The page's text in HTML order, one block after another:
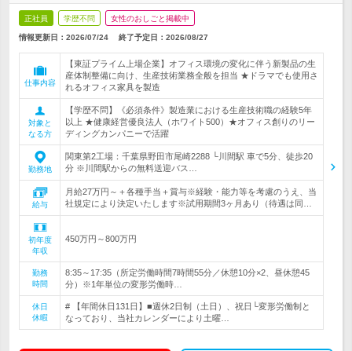
正社員 学歴不問 女性のおしごと掲載中
情報更新日：2026/07/24 終了予定日： 2026/08/27
仕事内容
【東証プライム上場企業】オフィス環境の変化に伴う新製品の生
産体制整備に向け、生産技術業務全般を担当 ★ドラマでも使用さ
れるオフィス家具を製造
対象と
なる方
【学歴不問】《必須条件》製造業における生産技術職の経験5年
以上 ★健康経営優良法人（ホワイト500）★オフィス創りのリー
ディングカンパニーで活躍
勤務地
関東第2工場：千葉県野田市尾崎2288 └川間駅 車で5分、徒歩20
分 ※川間駅からの無料送迎バス…
給与
月給27万円～＋各種手当＋賞与※経験・能力等を考慮のうえ、当
社規定により決定いたします※試用期間3ヶ月あり（待遇は同…
初年度
年収
450万円～800万円
勤務
時間
8:35～17:35（所定労働時間7時間55分／休憩10分×2、昼休憩45
分）※1年単位の変形労働時…
休日
休暇
# 【年間休日131日】■週休2日制（土日）、祝日└変形労働制と
なっており、当社カレンダーにより土曜…